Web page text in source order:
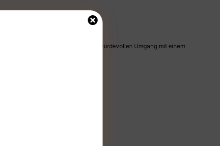
Und auch für einen würdevollen Umgang mit einem